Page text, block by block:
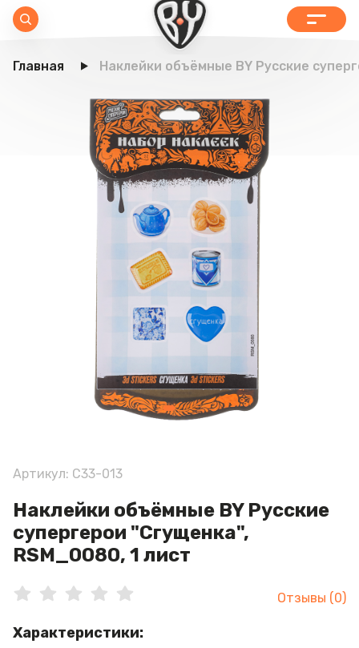
Главная Наклейки объёмные BY Русские
Артикул: C33-013
Наклейки объёмные BY Русские
супергерои "Сгущенка",
RSM_0080, 1 лист
Отзывы (0)
Характеристики: